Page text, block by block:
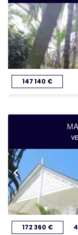
147 140 €
172 360 €